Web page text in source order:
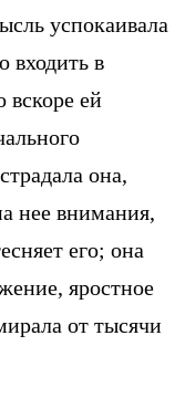
успокаивала
входить в
вскоре ей
она,
нее внимания,
его; она
яростное
от тысячи